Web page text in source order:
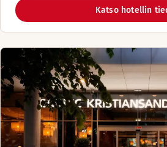
Katso hotellin